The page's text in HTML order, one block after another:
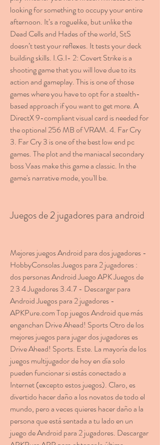
looking for something to occupy your entire
afternoon. It’s a roguelike, but unlike the
Dead Cells and Hades of the world, StS
doesn’t test your reflexes. It tests your deck
building skills. I.G.I- 2: Covert Strike is a
shooting game that you will love due to its
action and gameplay. This is one of those
games where you have to opt for a stealth-
based approach if you want to get more. A
DirectX 9-compliant visual card is needed for
the optional 256 MB of VRAM. 4. Far Cry
3. Far Cry 3 is one of the best low end pc
games. The plot and the maniacal secondary
boss Vaas make this game a classic. In the
game's narrative mode, you'll be.
Juegos de 2 jugadores para android
Mejores juegos Android para dos jugadores -
HobbyConsolas Juegos para 2 jugadores :
dos personas Android Juego APK Juegos de
2 3 4 Jugadores 3.4.7 - Descargar para
Android Juegos para 2 jugadores -
APKPure.com Top juegos Android que más
enganchan Drive Ahead! Sports Otro de los
mejores juegos para jugar dos jugadores es
Drive Ahead! Sports. Este. La mayoría de los
juegos multijugador de hoy en día solo
pueden funcionar si estás conectado a
Internet (excepto estos juegos). Claro, es
divertido hacer daño a los novatos de todo el
mundo, pero a veces quieres hacer daño a la
persona que está sentada a tu lado en un
juego de Android para 2 jugadores. Descargar